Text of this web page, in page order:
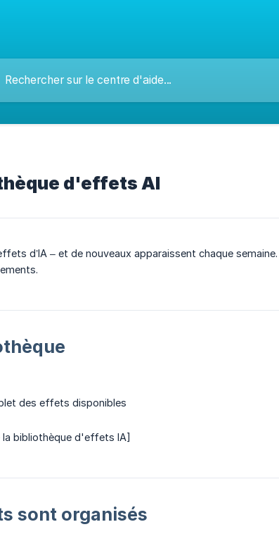
d'effets AI
d’IA – et de nouveaux apparaissent chaque
des effets disponibles
la bibliothèque d'effets IA]
sont organisés